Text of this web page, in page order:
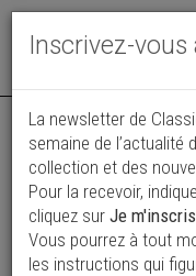
Annonce actualisée
Chevrolet
37 000 €
1973 Découvrable
Inscrivez-
La newsletter de
semaine de l’actualité
collection et des
Pour la recevoir,
cliquez sur Je m'inscris
Vous pourrez à tout
les instructions qui